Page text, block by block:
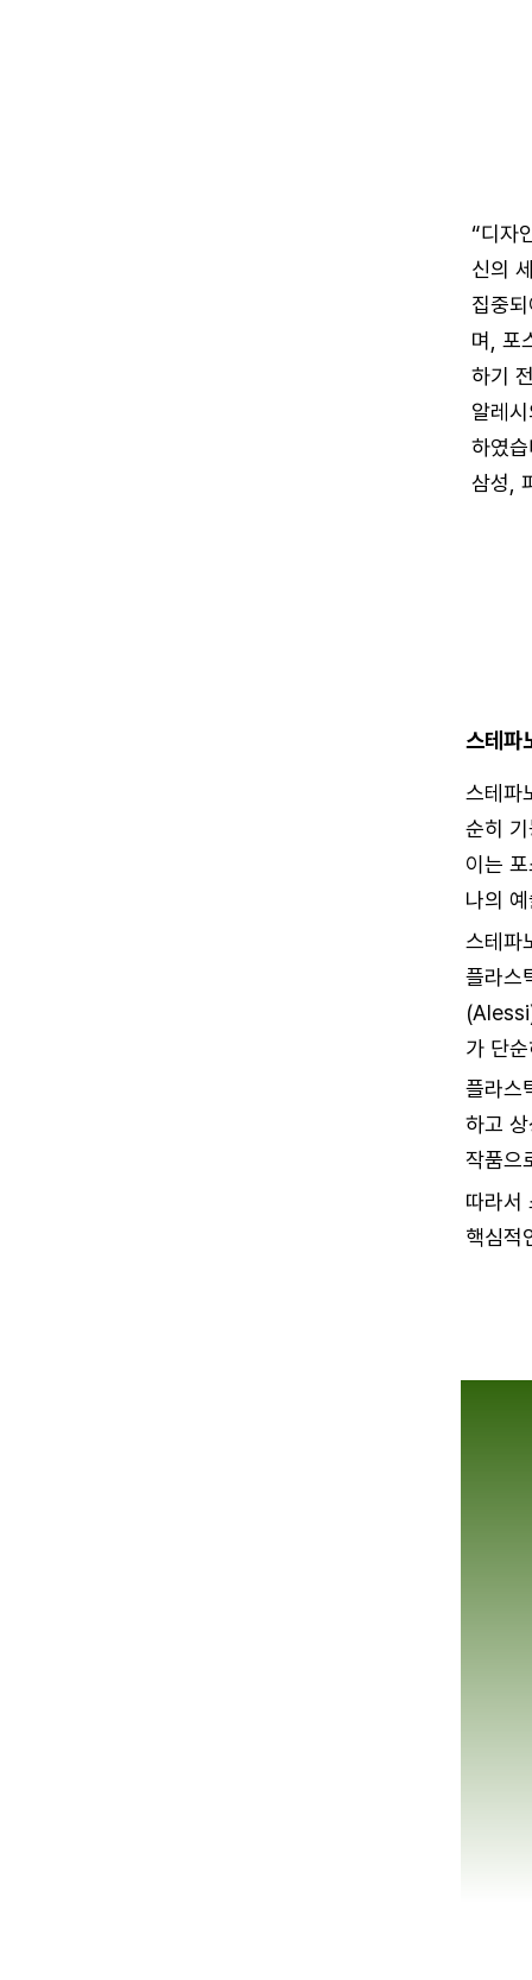
“디자
신의
집중
며, 포
하기
알레
하였
삼성,
스테파
스테파
순히
이는
나의
스테파
플라스
가 단
플라스
하고
작품으
따라서
핵심적